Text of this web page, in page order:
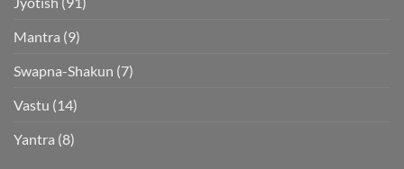
Mantra (9)
Swapna-Shakun (7)
Vastu (14)
Yantra (8)